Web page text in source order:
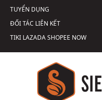
TUYỂN DỤNG
ĐỐI TÁC LIÊN KẾT
TIKI LAZADASHOPEE NOW